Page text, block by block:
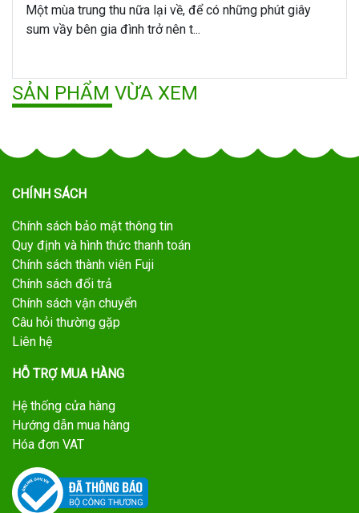
Một mùa trung thu nữa lại về, để có những phút giây
sum vầy bên gia đình trở nên t...
SẢN PHẨM VỪA XEM
CHÍNH SÁCH
Chính sách bảo mật thông tin
Quy định và hình thức thanh toán
Chính sách thành viên Fuji
Chính sách đổi trả
Chính sách vận chuyển
Câu hỏi thường gặp
Liên hệ
HỖ TRỢ MUA HÀNG
Hệ thống cửa hàng
Hướng dẫn mua hàng
Hóa đơn VAT